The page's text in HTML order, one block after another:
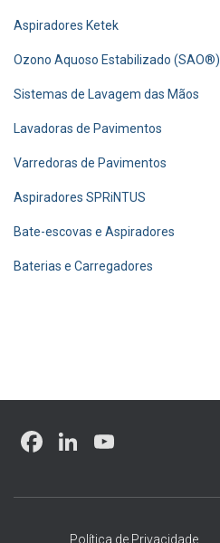
a
p
r
:
Aspiradores Ketek
Ozono Aquoso Estabilizado (SAO®)
Sistemas de Lavagem das Mãos
Lavadoras de Pavimentos
Varredoras de Pavimentos
Aspiradores SPRiNTUS
Bate-escovas e Aspiradores
Baterias e Carregadores
F
ce
Li
e
dI
u
T
Política de Privacidade